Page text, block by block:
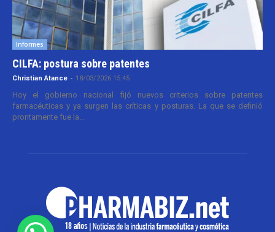
Informes
CILFA: postura sobre patentes
Christian Atance - 18/03/2026 15:45
Hoy el gobierno nacional fijó nuevos criterios sobre patentes
farmacéuticas y ya surgen las críticas y posturas. La que se definió
prontamente fue la...